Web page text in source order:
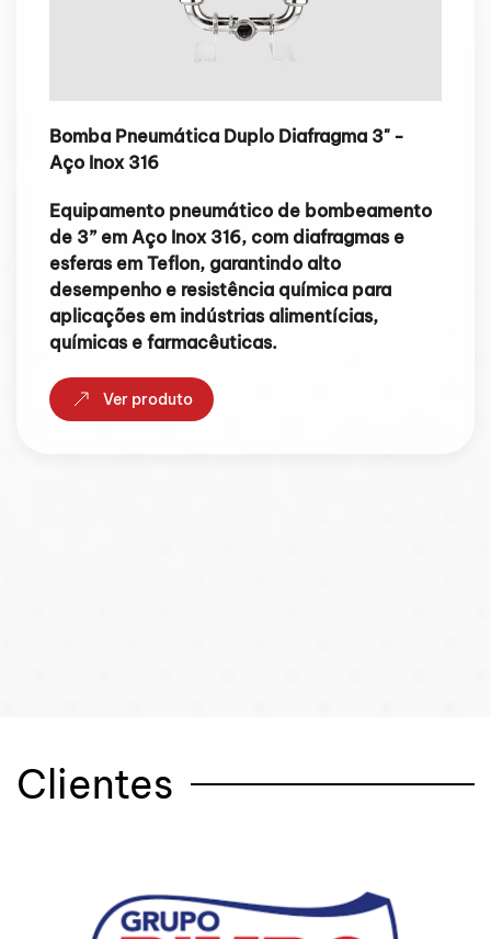
Bomba Pneumática Duplo Diafragma 3" -
Aço Inox 316
Equipamento pneumático de bombeamento
de 3” em Aço Inox 316, com diafragmas e
esferas em Teflon, garantindo alto
desempenho e resistência química para
aplicações em indústrias alimentícias,
químicas e farmacêuticas.
Ver produto
Clientes